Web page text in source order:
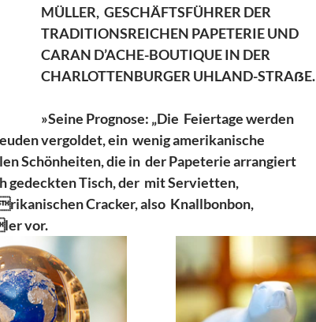
MÜLLER,  GESCHÄFTSFÜHRER DER
TRADITIONSREICHEN PAPETERIE UND
CARAN D’ACHE-BOUTIQUE IN DER
CHARLOTTENBURGER UHLAND-STRAẞE.
»Seine Prognose: „Die  Feiertage werden
vergoldet, ein  wenig amerikanische
Schönheiten, die in  der Papeterie arrangiert
Tisch, der  mit Servietten,
Cracker, also  Knallbonbon,
vor.